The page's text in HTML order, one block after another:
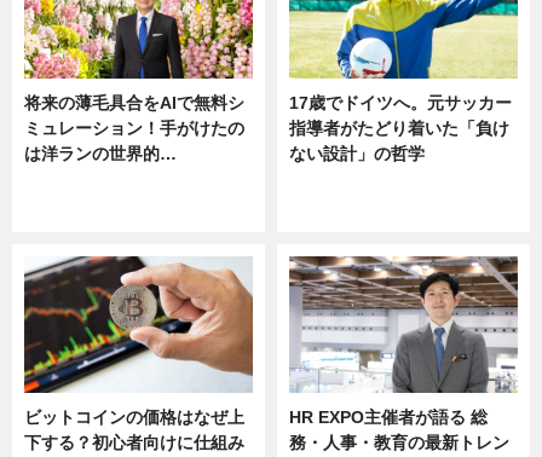
将来の薄毛具合をAIで無料シ
ミュレーション！手がけたの
は洋ランの世界的…
17歳でドイツへ。元サッカー
指導者がたどり着いた「負け
ない設計」の哲学
ビットコインの価格はなぜ上
下する？初心者向けに仕組み
HR EXPO主催者が語る 総
務・人事・教育の最新トレン